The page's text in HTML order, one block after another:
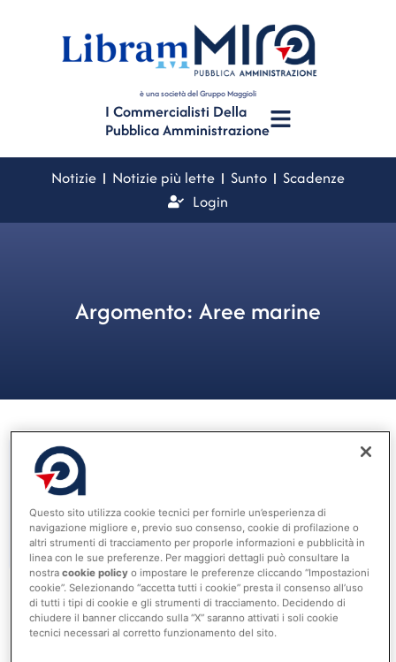
è una società del Gruppo Maggioli
I Commercialisti Della
Pubblica Amministrazione
Notizie Notizie più lette Sunto
Scadenze
Login
Argomento: Aree marine
Visualizza tutti i Tags
10 Ottobre 2024
Questo sito utilizza cookie tecnici per fornirle un’esperienza di
navigazione migliore e, previo suo consenso, cookie di profilazione o
altri strumenti di tracciamento per proporle informazioni e pubblicità in
linea con le sue preferenze. Per maggiori dettagli può consultare la
nostracookie policy o impostare le preferenze cliccando “Impostazioni
cookie”. Selezionando “accetta tutti i cookie” presta il consenso all’uso
di tutti i tipi di cookie e gli strumenti di tracciamento. Decidendo di
chiudere il banner cliccando sulla “X” saranno attivati i soli cookie
tecnici necessari al corretto funzionamento del sito.